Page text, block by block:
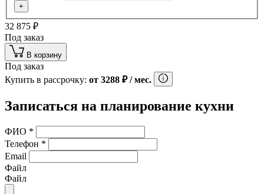
+
32 875 ₽
Под заказ
В корзину
Под заказ
Купить в рассрочку: от 3288 ₽/ мес.
Записаться на планирование кухни
ФИО *
Телефон *
Email
Файл
Файл